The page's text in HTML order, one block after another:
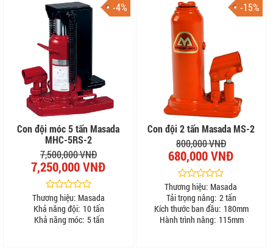
-4%
Con đội móc 5 tấn Masada
MHC-5RS-2
7,500,000 VNĐ
7,250,000 VNĐ
Thương hiệu: Masada
Khả năng đội: 10 tấn
Khả năng móc: 5 tấn
-15%
Con đội 2 tấn Masada MS-2
800,000 VNĐ
680,000 VNĐ
Thương hiệu: Masada
Tải trọng nâng: 2 tấn
Kích thước ban đầu: 180mm
Hành trình nâng: 115mm